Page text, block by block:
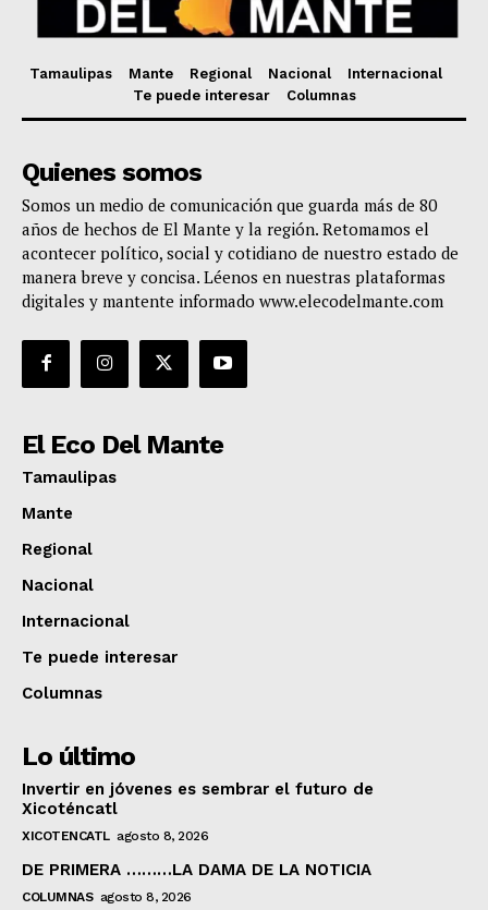
Tamaulipas Mante Regional Nacional
Internacional
Te puede interesar
Columnas
Quienes somos
Somos un medio de comunicación que guarda más de 80
años de hechos de El Mante y la región. Retomamos el
acontecer político, social y cotidiano de nuestro estado de
manera breve y concisa. Léenos en nuestras plataformas
digitales y mantente informado www.elecodelmante.com
El Eco Del Mante
Tamaulipas
Mante
Regional
Nacional
Internacional
Te puede interesar
Columnas
Lo último
Invertir en jóvenes es sembrar el futuro de
Xicoténcatl
XICOTENCATL agosto 8, 2026
DE PRIMERA ………LA DAMA DE LA NOTICIA
COLUMNAS agosto 8, 2026